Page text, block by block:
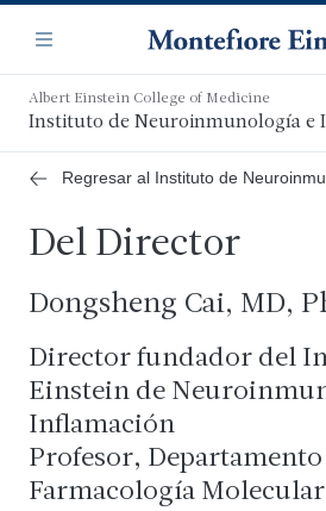
contenido
principal
Navegación
Menú
Albert Einstein College of Medicine
Instituto de Neuroinmunología e
Regresar al Instituto de
Del Director
Dongsheng Cai, MD,
Director fundador del
Einstein de
Inflamación
Profesor, Departamento
Farmacología Molecular